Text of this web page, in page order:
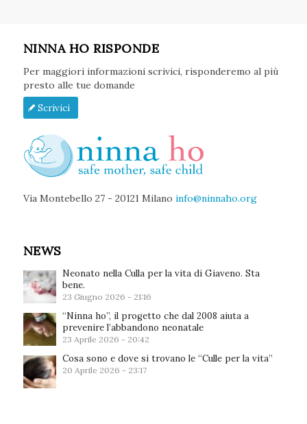
NINNA HO RISPONDE
Per maggiori informazioni scrivici, risponderemo al più
presto alle tue domande
Scrivici
Via Montebello 27 - 20121 Milano info@ninnaho.org
NEWS
Neonato nella Culla per la vita di Giaveno. Sta
bene.
23 Giugno 2026 - 21:16
“Ninna ho”, il progetto che dal 2008 aiuta a
prevenire l’abbandono neonatale
23 Aprile 2026 - 20:42
Cosa sono e dove si trovano le “Culle per la vita”
20 Aprile 2026 - 23:17